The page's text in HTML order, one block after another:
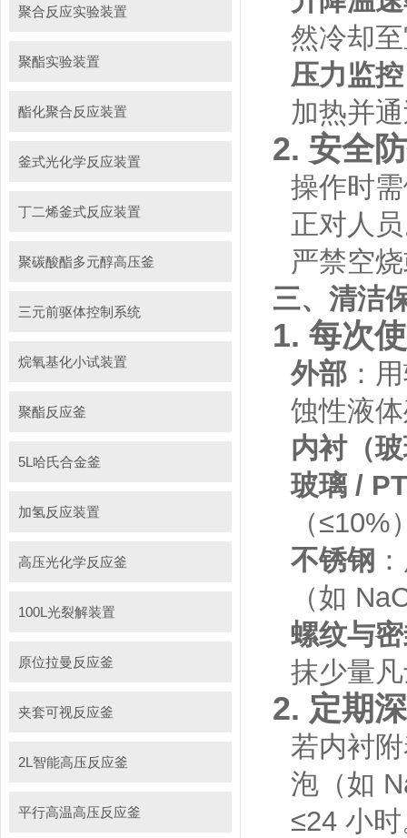
聚合反应实验装置
聚酯实验装置
酯化聚合反应装置
釜式光化学反应装置
丁二烯釜式反应装置
聚碳酸酯多元醇高压釜
三元前驱体控制系统
烷氧基化小试装置
聚酯反应釜
5L哈氏合金釜
加氢反应装置
高压光化学反应釜
100L光裂解装置
原位拉曼反应釜
夹套可视反应釜
2L智能高压反应釜
平行高温高压反应釜
然冷却
压力监控
加热并
2. 安全
操作时
正对人
严禁空
三、清洁
1. 每次
外部 ：
蚀性液
内衬（
玻璃 /
（
不锈钢
（如
螺纹与
抹少量
2. 定期
若内衬
泡（如
≤24 小